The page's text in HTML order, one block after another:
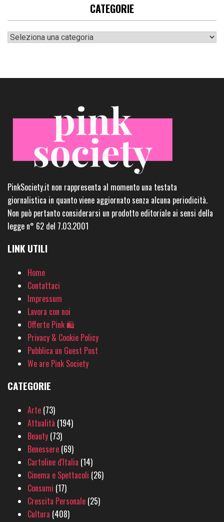
CATEGORIE
Categorie
PinkSociety.it non rappresenta al momento una testata
giornalistica in quanto viene aggiornato senza alcuna periodicità.
Non può pertanto considerarsi un prodotto editoriale ai sensi della
legge n° 62 del 7.03.2001
LINK UTILI
Home
Contattaci
Impressum
Lavora con noi
Offerte Pink 🛍
Privacy & Cookie Policy
Pubblica un Guest Post
We are Pink Society
CATEGORIE
Arte (73)
Attualità (194)
Beauty (73)
Benessere (69)
Cartoline d'Italia (14)
Cinema e Spettacoli (26)
Consumi (17)
Crescita Personale (25)
Cultura (408)